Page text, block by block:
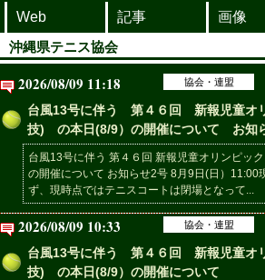
Web 記事 画像
沖縄県テニス協会
2026/08/09 11:18 協会・連盟
台風13号に伴う 第４６回 新報児童オ
技) の本日(8/9）の開催について お知
台風13号に伴う 第４６回 新報児童オリンピック
の開催について お知らせ2号 8月9日(日）11:00
ず、現時点ではテニスコートは閉場となって...
2026/08/09 10:33 協会・連盟
台風13号に伴う 第４６回 新報児童オ
技) の本日(8/9）の開催について